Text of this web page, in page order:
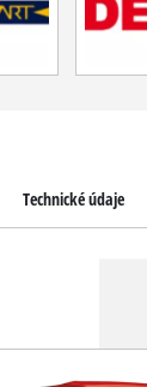
Technické údaje